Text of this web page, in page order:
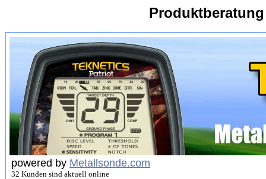
powered by Metallsonde.com
32 Kunden sind aktuell online